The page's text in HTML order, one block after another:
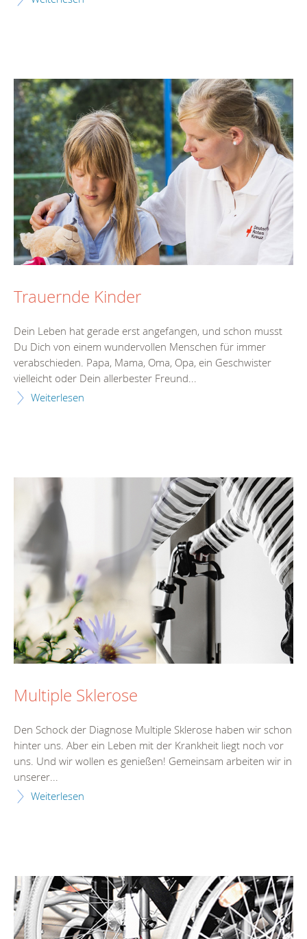
Trauernde Kinder
Dein Leben hat gerade erst angefangen, und schon musst
Du Dich von einem wundervollen Menschen für immer
verabschieden. Papa, Mama, Oma, Opa, ein Geschwister
vielleicht oder Dein allerbester Freund...
Weiterlesen
Multiple Sklerose
Den Schock der Diagnose Multiple Sklerose haben wir schon
hinter uns. Aber ein Leben mit der Krankheit liegt noch vor
uns. Und wir wollen es genießen! Gemeinsam arbeiten wir in
unserer...
Weiterlesen